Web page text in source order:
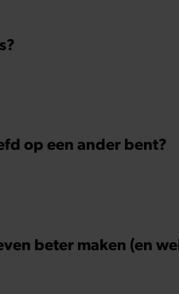
op een ander bent?
beter maken (en